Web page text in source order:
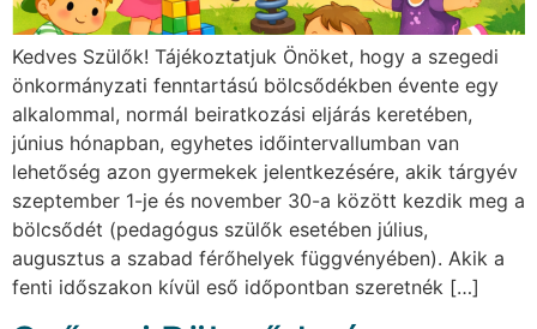
Kedves Szülők! Tájékoztatjuk Önöket, hogy a szegedi
önkormányzati fenntartású bölcsődékben évente egy
alkalommal, normál beiratkozási eljárás keretében,
június hónapban, egyhetes időintervallumban van
lehetőség azon gyermekek jelentkezésére, akik tárgyév
szeptember 1-je és november 30-a között kezdik meg a
bölcsődét (pedagógus szülők esetében július,
augusztus a szabad férőhelyek függvényében). Akik a
fenti időszakon kívül eső időpontban szeretnék […]